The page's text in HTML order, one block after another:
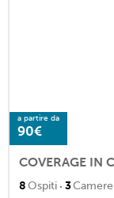
a partire da
90€
COVERAGE IN
8Ospiti · 3Camere